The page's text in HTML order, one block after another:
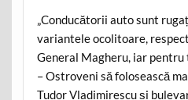
„Conducătorii auto sunt
variantele ocolitoare,
General Magheru, iar
– Ostroveni să folosească
Tudor Vladimirescu și